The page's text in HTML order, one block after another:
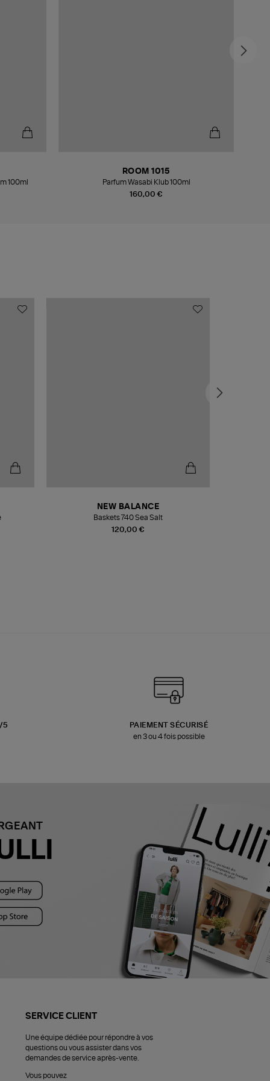
100ml
160,00 €
ROOM 1015
Parfum Wasabi Klub 100ml
120,00 €
NEW BALANCE
Baskets 740 Sea Salt
5
PAIEMENT SÉCURISÉ
en 3 ou 4 fois possible
SERVICE CLIENT
Une équipe dédiée pour répondre à vos
questions ou vous assister dans vos
demandes de service après-vente.
Vous pouvez